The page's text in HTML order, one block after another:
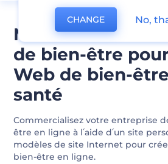
Modèles de
de bien-être
Web de bien-
santé
Commercialisez votre entreprise
être en ligne à l՛aide d՛un site
modèles de site Internet pour
bien-être en ligne.
CHANGE No,